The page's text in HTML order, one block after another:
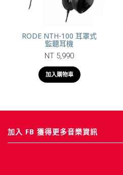
RODE NTH-100 耳罩式
監聽耳機
NT 5,990
加入購物車
加入 FB 獲得更多音樂資訊